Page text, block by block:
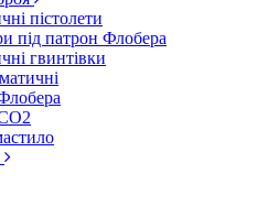
пістолети
під патрон Флобера
гвинтівки